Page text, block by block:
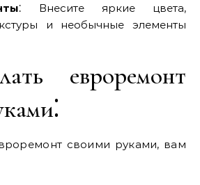
⁚ Внесите яркие цвета,
и необычные элементы
евроремонт
своими руками, вам